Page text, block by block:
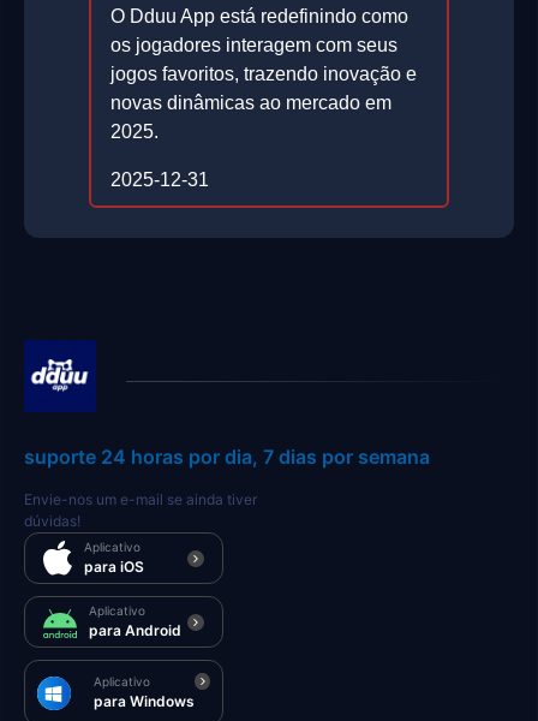
O Dduu App está redefinindo como
os jogadores interagem com seus
jogos favoritos, trazendo inovação e
novas dinâmicas ao mercado em
2025.
2025-12-31
suporte 24 horas por dia, 7 dias por semana
Envie-nos um e-mail se ainda tiver
dúvidas!
Aplicativo
para iOS
Aplicativo
para Android
Aplicativo
para Windows